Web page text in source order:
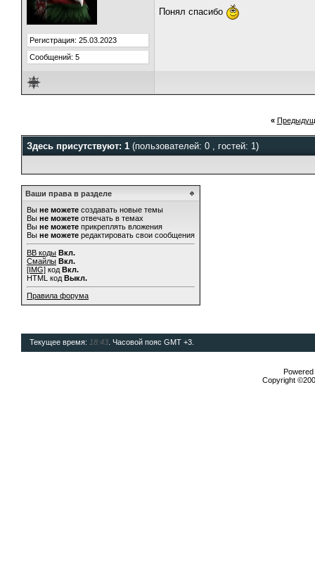
Регистрация: 25.03.2023
Сообщений: 5
Понял спасибо
«
Здесь присутствуют: 1 (пользователей: 0 , гостей: 1)
Ваши права в разделе
Вы не можете создавать новые темы
Вы не можете отвечать в темах
Вы не можете прикреплять вложения
Вы не можете редактировать свои сообщения
BB коды Вкл.
Смайлы Вкл.
[IMG] код Вкл.
HTML код Выкл.
Правила форума
Текущее время: 18:43 . Часовой пояс GMT +3.
Copyright